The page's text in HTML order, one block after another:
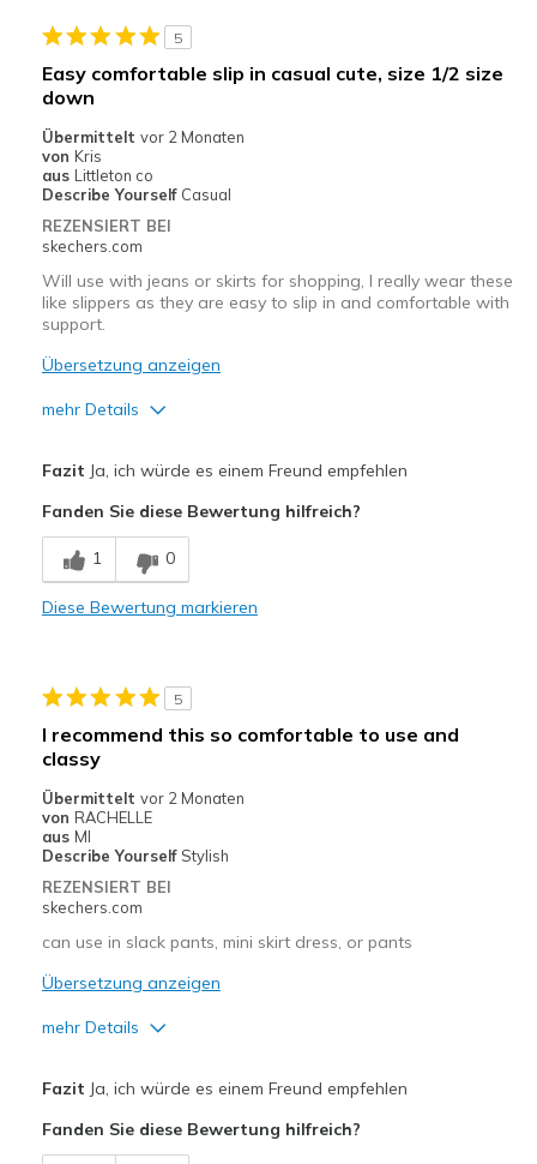
Casual Wear
Travel
Width
Feels true to width
Sizing
View On Shoes
5
Easy comfortable slip in casual cute, size 1/2 size
down
Übermittelt vor 2 Monaten
von Kris
aus Littleton co
Describe Yourself Casual
REZENSIERT BEI
skechers.com
Will use with jeans or skirts for shopping, I really wear these
like slippers as they are easy to slip in and comfortable with
support.
Übersetzung anzeigen
mehr Details
Breathe Well
Comfortable
Geeignete Verwendung
Casual Wear
Going Out
Travel
Width
Feels half size too big
Fazit Ja, ich würde es einem Freund empfehlen
Fanden Sie diese Bewertung hilfreich?
1 0
Diese Bewertung markieren
5
I recommend this so comfortable to use and
classy
Übermittelt vor 2 Monaten
von RACHELLE
aus MI
Describe Yourself Stylish
REZENSIERT BEI
skechers.com
can use in slack pants, mini skirt dress, or pants
Übersetzung anzeigen
mehr Details
Breathe Well
Fazit Ja, ich würde es einem Freund empfehlen
Fanden Sie diese Bewertung hilfreich?